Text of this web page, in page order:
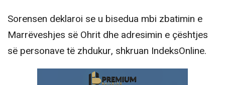
Sorensen deklaroi se u bisedua mbi zbatimin e
Marrëveshjes së Ohrit dhe adresimin e çështjes
së personave të zhdukur, shkruan IndeksOnline.